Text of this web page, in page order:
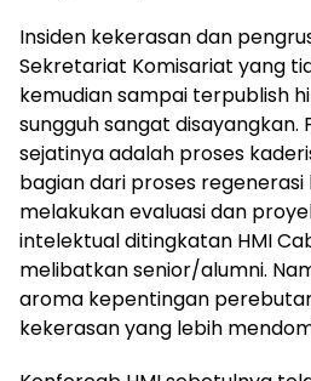
Insiden kekerasan dan
Sekretariat Komisariat yang
kemudian sampai terpublish
sungguh sangat disayangkan.
sejatinya adalah proses
bagian dari proses
melakukan evaluasi dan
intelektual ditingkatan HMI
melibatkan senior/alumni.
aroma kepentingan
kekerasan yang lebih